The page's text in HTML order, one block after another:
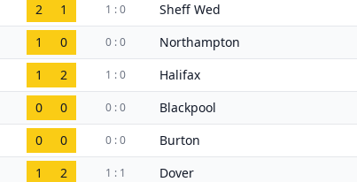
2 1 1 : 0 Sheff Wed
1 0 0 : 0 Northampton
1 2 1 : 0 Halifax
0 0 0 : 0 Blackpool
0 0 0 : 0 Burton
1 2 1 : 1 Dover